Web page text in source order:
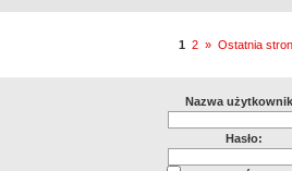
1 2 » Ostatnia
Nazwa
Hasło: